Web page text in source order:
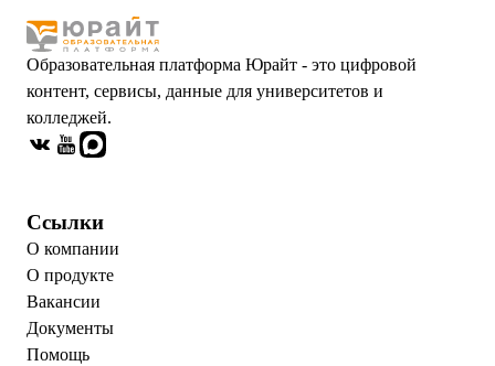
Образовательная платформа Юрайт - это цифровой
контент, сервисы, данные для университетов и
колледжей.
Ссылки
О компании
О продукте
Вакансии
Документы
Помощь